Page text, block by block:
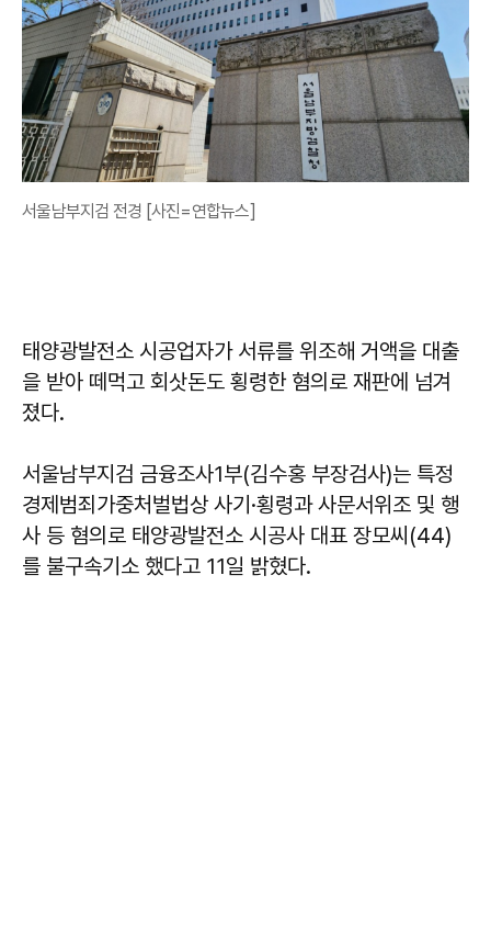
서울남부지검 전경 [사진=연합뉴스]
태양광발전소 시공업자가 서류를 위조해 거액을 대출
을 받아 떼먹고 회삿돈도 횡령한 혐의로 재판에 넘겨
졌다.
서울남부지검 금융조사1부(김수홍 부장검사)는 특정
경제범죄가중처벌법상 사기·횡령과 사문서위조 및 행
사 등 혐의로 태양광발전소 시공사 대표 장모씨(44)
를 불구속기소 했다고 11일 밝혔다.